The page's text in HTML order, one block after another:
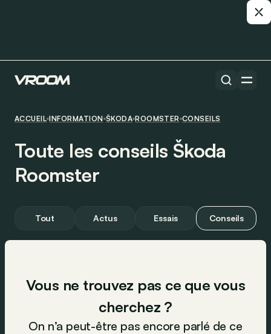
ACCUEIL INFORMATION ŠKODA ROOMSTER CONSEILS
Toute les conseils Škoda
Roomster
Tout Actus Essais Conseils
Vous ne trouvez pas ce que vous
cherchez ?
On n’a peut-être pas encore parlé de ce